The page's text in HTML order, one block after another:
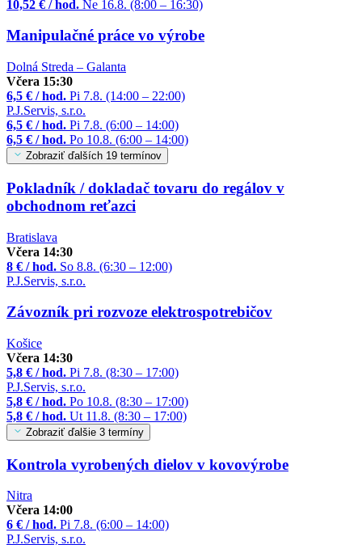
10,52 € / hod. Ne 16.8. (8:00 – 16:30)
Manipulačné práce vo výrobe
Dolná Streda – Galanta
Včera 15:30
6,5 € / hod. Pi 7.8. (14:00 – 22:00)
P.J.Servis, s.r.o.
6,5 € / hod. Pi 7.8. (6:00 – 14:00)
6,5 € / hod. Po 10.8. (6:00 – 14:00)
Zobraziť ďalších 19 termínov
Pokladník / dokladač tovaru do regálov v
obchodnom reťazci
Bratislava
Včera 14:30
8 € / hod. So 8.8. (6:30 – 12:00)
P.J.Servis, s.r.o.
Závozník pri rozvoze elektrospotrebičov
Košice
Včera 14:30
5,8 € / hod. Pi 7.8. (8:30 – 17:00)
P.J.Servis, s.r.o.
5,8 € / hod. Po 10.8. (8:30 – 17:00)
5,8 € / hod. Ut 11.8. (8:30 – 17:00)
Zobraziť ďalšie 3 termíny
Kontrola vyrobených dielov v kovovýrobe
Nitra
Včera 14:00
6 € / hod. Pi 7.8. (6:00 – 14:00)
P.J.Servis, s.r.o.